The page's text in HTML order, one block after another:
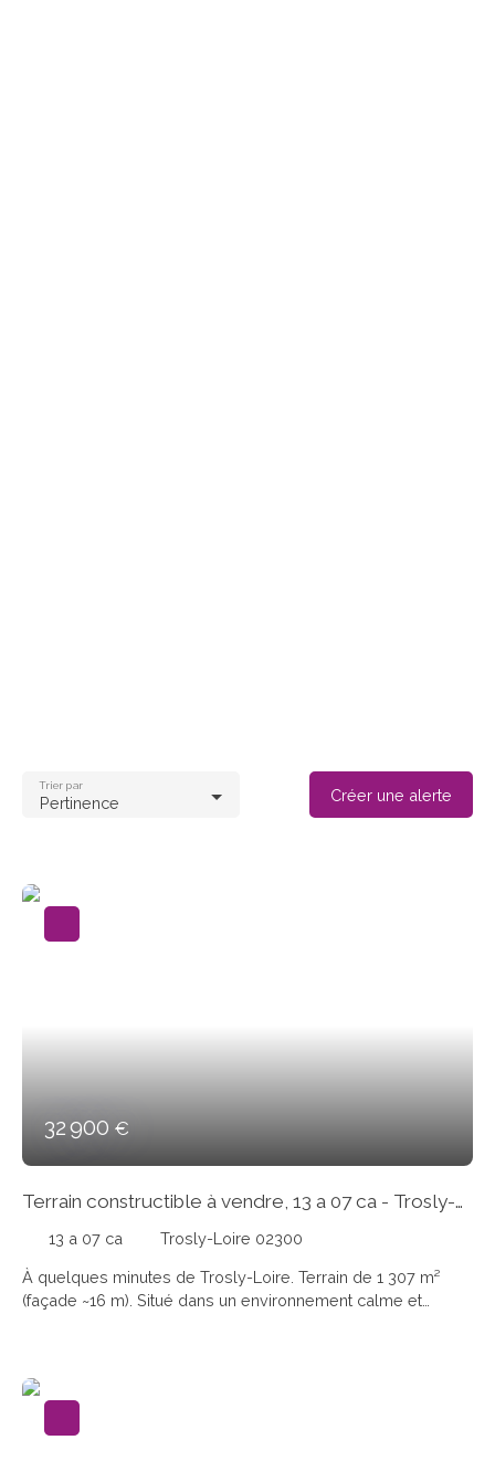
Pertinence
Trier par
Créer une alerte
32 900 €
Terrain constructible à vendre, 13 a 07 ca - Trosly-
Loire 02300
13 a 07 ca Trosly-Loire 02300
À quelques minutes de Trosly-Loire. Terrain de 1 307 m²
(façade ~16 m). Situé dans un environnement calme et
d’aménagement selon vos besoins. Le terrain est non
raccordements (eau, électricité, assainissement…). Idéal pour